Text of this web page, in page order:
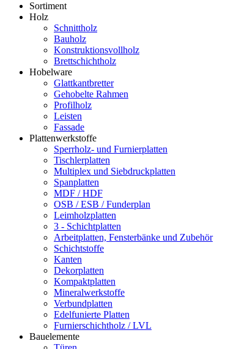
Sortiment
Holz
Schnittholz
Bauholz
Konstruktionsvollholz
Brettschichtholz
Hobelware
Glattkantbretter
Gehobelte Rahmen
Profilholz
Leisten
Fassade
Plattenwerkstoffe
Sperrholz- und Furnierplatten
Tischlerplatten
Multiplex und Siebdruckplatten
Spanplatten
MDF / HDF
OSB / ESB / Funderplan
Leimholzplatten
3 - Schichtplatten
Arbeitplatten, Fensterbänke und Zubehör
Schichtstoffe
Kanten
Dekorplatten
Kompaktplatten
Mineralwerkstoffe
Verbundplatten
Edelfunierte Platten
Furnierschichtholz / LVL
Bauelemente